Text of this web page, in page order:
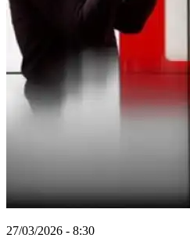
27/03/2026 - 8:30